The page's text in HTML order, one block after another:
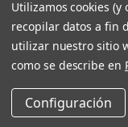
Utilizamos cookies
recopilar datos a fin
utilizar nuestro sitio
como se describe en
Configuración